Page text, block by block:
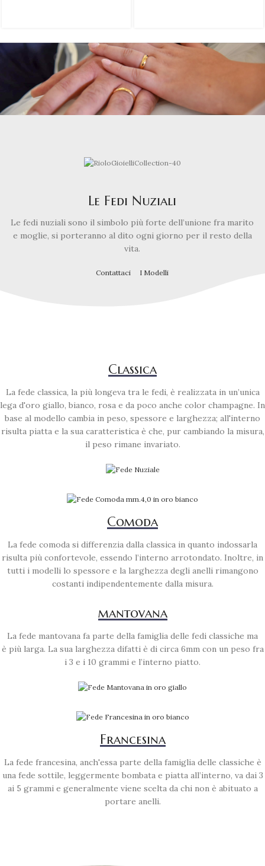
Le Fedi Nuziali
Le fedi nuziali sono il simbolo più forte dell’unione fra marito
e moglie, si porteranno al dito ogni giorno per il resto della
vita.
Contattaci I Modelli
Classica
La fede classica, la più longeva tra le fedi, è realizzata in un’unica
lega d'oro giallo, bianco, rosa e da poco anche color champagne. In
base al modello cambia in peso, spessore e larghezza; all'interno
risulta piatta e la sua caratteristica è che, pur cambiando la misura,
il peso rimane invariato.
Comoda
La fede comoda si differenzia dalla classica in quanto indossarla
risulta più confortevole, essendo l’interno arrotondato. Inoltre, in
tutti i modelli lo spessore e la larghezza degli anelli rimangono
costanti indipendentemente dalla misura.
mantovana
La fede mantovana fa parte della famiglia delle fedi classiche ma
è più larga. La sua larghezza difatti è di circa 6mm con un peso fra
i 3 e i 10 grammi e l’interno piatto.
Francesina
La fede francesina, anch'essa parte della famiglia delle classiche è
una fede sottile, leggermente bombata e piatta all’interno, va dai 3
ai 5 grammi e generalmente viene scelta da chi non è abituato a
portare anelli.